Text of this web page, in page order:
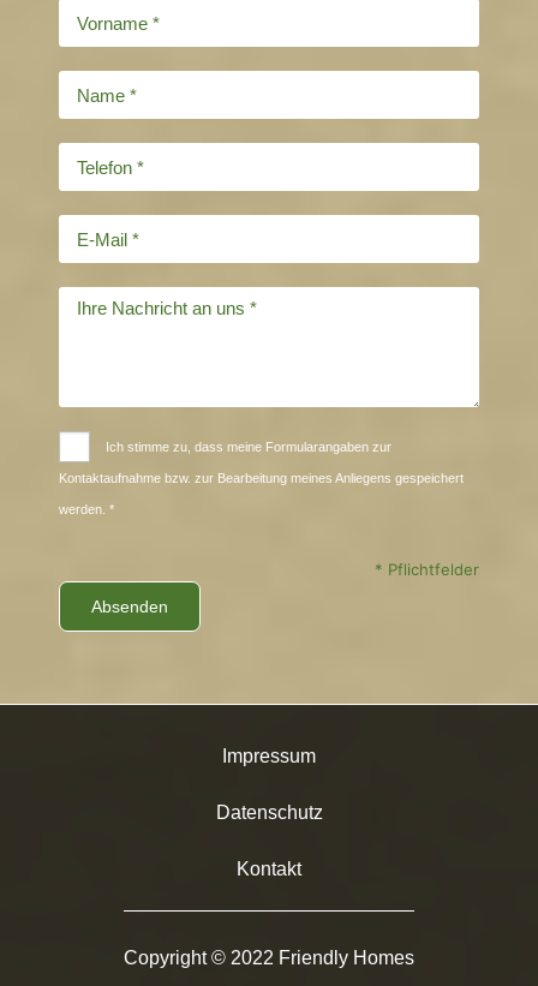
Ich stimme zu, dass meine Formularangaben zur
Kontaktaufnahme bzw. zur Bearbeitung meines Anliegens gespeichert
werden. *
* Pflichtfelder
Impressum
Datenschutz
Kontakt
Copyright © 2022 Friendly Homes